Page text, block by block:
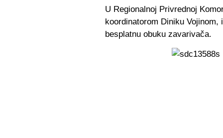
U Regionalnoj Privrednoj
koordinatorom Diniku
besplatnu obuku zavarivača.